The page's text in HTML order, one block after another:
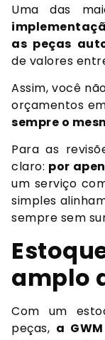
Uma das
as peças
de valores
Assim, você
orçamentos
sempre o
Para as
claro: por
um serviço
simples
sempre sem
amplo
Com um
peças, a